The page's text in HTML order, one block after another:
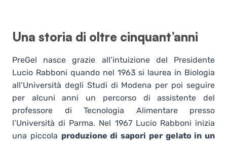
Una storia di oltre cinquant’anni
PreGel nasce grazie all’intuizione del Presidente
Lucio Rabboni quando nel 1963 si laurea in Biologia
all’Università degli Studi di Modena per poi seguire
per alcuni anni un percorso di assistente del
professore di Tecnologia Alimentare presso
l’Università di Parma. Nel 1967 Lucio Rabboni inizia
una piccola produzione di sapori per gelato in un